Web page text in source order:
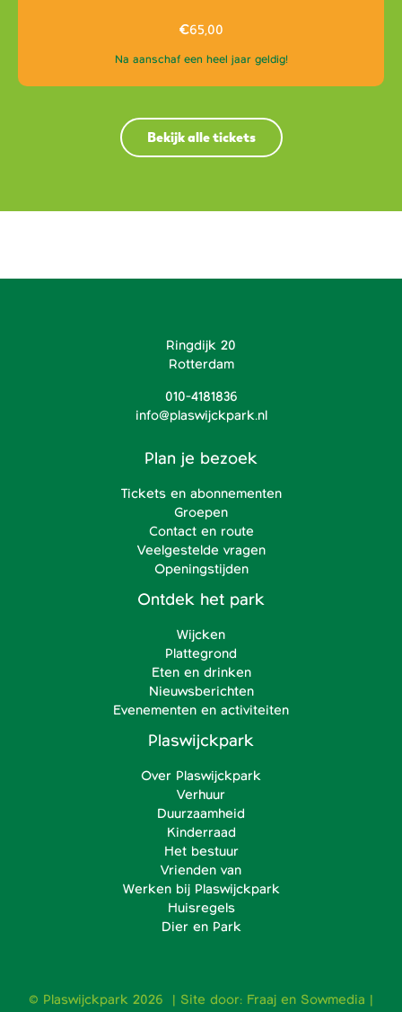
€65,00
Na aanschaf een heel jaar geldig!
Bekijk alle tickets
Ringdijk 20
Rotterdam
010-4181836
info@plaswijckpark.nl
Plan je bezoek
Tickets en abonnementen
Groepen
Contact en route
Veelgestelde vragen
Openingstijden
Ontdek het park
Wijcken
Plattegrond
Eten en drinken
Nieuwsberichten
Evenementen en activiteiten
Plaswijckpark
Over Plaswijckpark
Verhuur
Duurzaamheid
Kinderraad
Het bestuur
Vrienden van
Werken bij Plaswijckpark
Huisregels
Dier en Park
© Plaswijckpark 2026 | Site door: Fraaj en Sowmedia |